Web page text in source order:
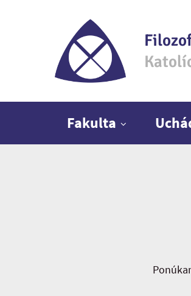
Fakulta